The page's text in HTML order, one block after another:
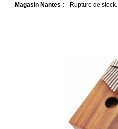
Magasin Nantes :
Rupture de stock.